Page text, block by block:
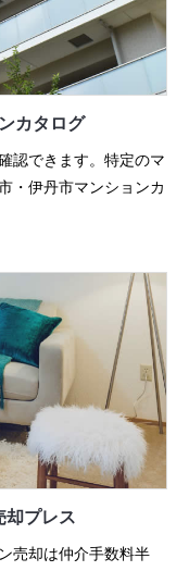
カタログ
認できます。特定のマ
・伊丹市マンションカ
却プレス
売却は仲介手数料半